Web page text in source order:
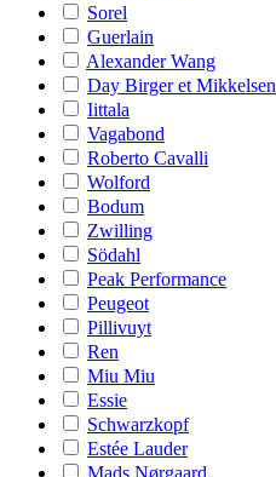
Sorel
Guerlain
Alexander Wang
Day Birger et Mikkelsen
Iittala
Vagabond
Roberto Cavalli
Wolford
Bodum
Zwilling
Södahl
Peak Performance
Peugeot
Pillivuyt
Ren
Miu Miu
Essie
Schwarzkopf
Estée Lauder
Mads Nørgaard